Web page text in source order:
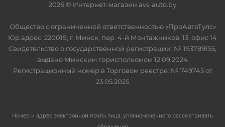
2026 © Интернет-магазин avs-auto.by
Общество с ограниченной ответственностью «ПроАвтоТулс»
Юр.адрес: 220019, г. Минск, пер. 4-й Монтажников, 13, офис 14
Свидетельство о государственной регистрации: № 193789155,
выдано Минским горисполкомом 12.09.2024
Регистрационный номер в Торговом реестре: № 749745 от
23.05.2025
Номер и адрес электронной почты лица, уполномоченного рассматривать